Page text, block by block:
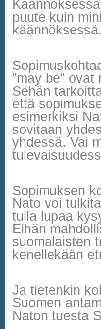
puute kuin
käännöksessä.
”may be”
Sehän
että
esimerkiksi
sovitaan
yhdessä. Vai
Sopimuksen
Nato voi
tulla lupaa
Eihän
suomalaisten
kenellekään
Ja tietenkin
Suomen
Naton tuesta